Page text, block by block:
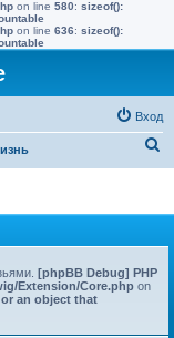
on line 580: sizeof():
on line 636: sizeof():
Вход
[phpBB Debug] PHP
Extension/Core.php on
an object that